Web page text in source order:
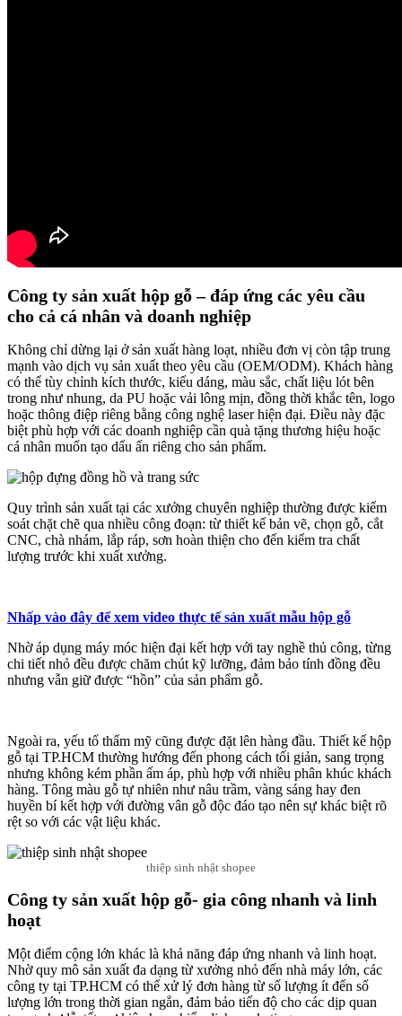
Công ty sản xuất hộp gỗ – đáp ứng các yêu cầu
cho cả cá nhân và doanh nghiệp
Không chỉ dừng lại ở sản xuất hàng loạt, nhiều đơn vị còn tập trung
mạnh vào dịch vụ sản xuất theo yêu cầu (OEM/ODM). Khách hàng
có thể tùy chỉnh kích thước, kiểu dáng, màu sắc, chất liệu lót bên
trong như nhung, da PU hoặc vải lông mịn, đồng thời khắc tên, logo
hoặc thông điệp riêng bằng công nghệ laser hiện đại. Điều này đặc
biệt phù hợp với các doanh nghiệp cần quà tặng thương hiệu hoặc
cá nhân muốn tạo dấu ấn riêng cho sản phẩm.
Quy trình sản xuất tại các xưởng chuyên nghiệp thường được kiểm
soát chặt chẽ qua nhiều công đoạn: từ thiết kế bản vẽ, chọn gỗ, cắt
CNC, chà nhám, lắp ráp, sơn hoàn thiện cho đến kiểm tra chất
lượng trước khi xuất xưởng.
Nhấp vào đây để xem video thực tế sản xuất mẫu hộp gỗ
Nhờ áp dụng máy móc hiện đại kết hợp với tay nghề thủ công, từng
chi tiết nhỏ đều được chăm chút kỹ lưỡng, đảm bảo tính đồng đều
nhưng vẫn giữ được “hồn” của sản phẩm gỗ.
Ngoài ra, yếu tố thẩm mỹ cũng được đặt lên hàng đầu. Thiết kế hộp
gỗ tại TP.HCM thường hướng đến phong cách tối giản, sang trọng
nhưng không kém phần ấm áp, phù hợp với nhiều phân khúc khách
hàng. Tông màu gỗ tự nhiên như nâu trầm, vàng sáng hay đen
huyền bí kết hợp với đường vân gỗ độc đáo tạo nên sự khác biệt rõ
rệt so với các vật liệu khác.
thiệp sinh nhật shopee
Công ty sản xuất hộp gỗ- gia công nhanh và linh
hoạt
Một điểm cộng lớn khác là khả năng đáp ứng nhanh và linh hoạt.
Nhờ quy mô sản xuất đa dạng từ xưởng nhỏ đến nhà máy lớn, các
công ty tại TP.HCM có thể xử lý đơn hàng từ số lượng ít đến số
lượng lớn trong thời gian ngắn, đảm bảo tiến độ cho các dịp quan